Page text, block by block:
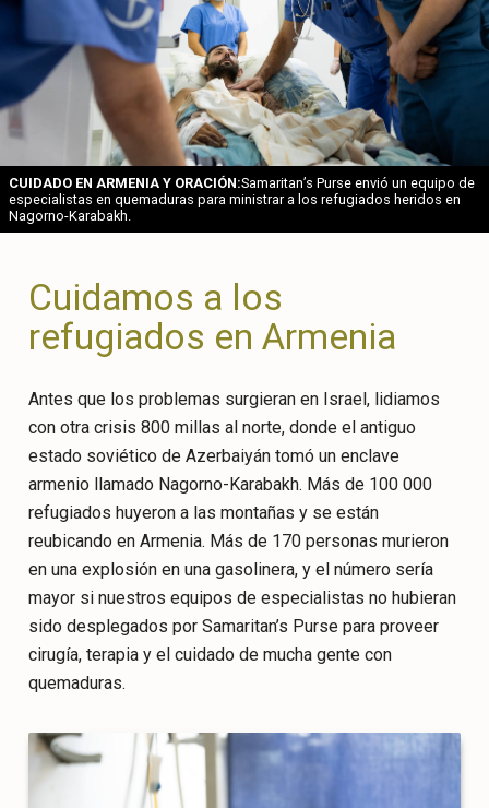
CUIDADO EN ARMENIA Y ORACIÓN:Samaritan’s Purse envió un equipo de
especialistas en quemaduras para ministrar a los refugiados heridos en
Nagorno-Karabakh.
Cuidamos a los
refugiados en Armenia
Antes que los problemas surgieran en Israel, lidiamos
con otra crisis 800 millas al norte, donde el antiguo
estado soviético de Azerbaiyán tomó un enclave
armenio llamado Nagorno-Karabakh. Más de 100 000
refugiados huyeron a las montañas y se están
reubicando en Armenia. Más de 170 personas murieron
en una explosión en una gasolinera, y el número sería
mayor si nuestros equipos de especialistas no hubieran
sido desplegados por Samaritan’s Purse para proveer
cirugía, terapia y el cuidado de mucha gente con
quemaduras.